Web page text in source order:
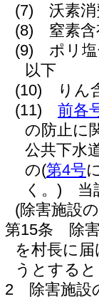
(7)
沃素
(8)
窒素
(9)
ポリ
以下
(10)
りん
(11)
前各
の防止に
公共下水
の(第4号
く。) 当
(除害施設
第15条
除
を村長に
うとする
2
除害施設